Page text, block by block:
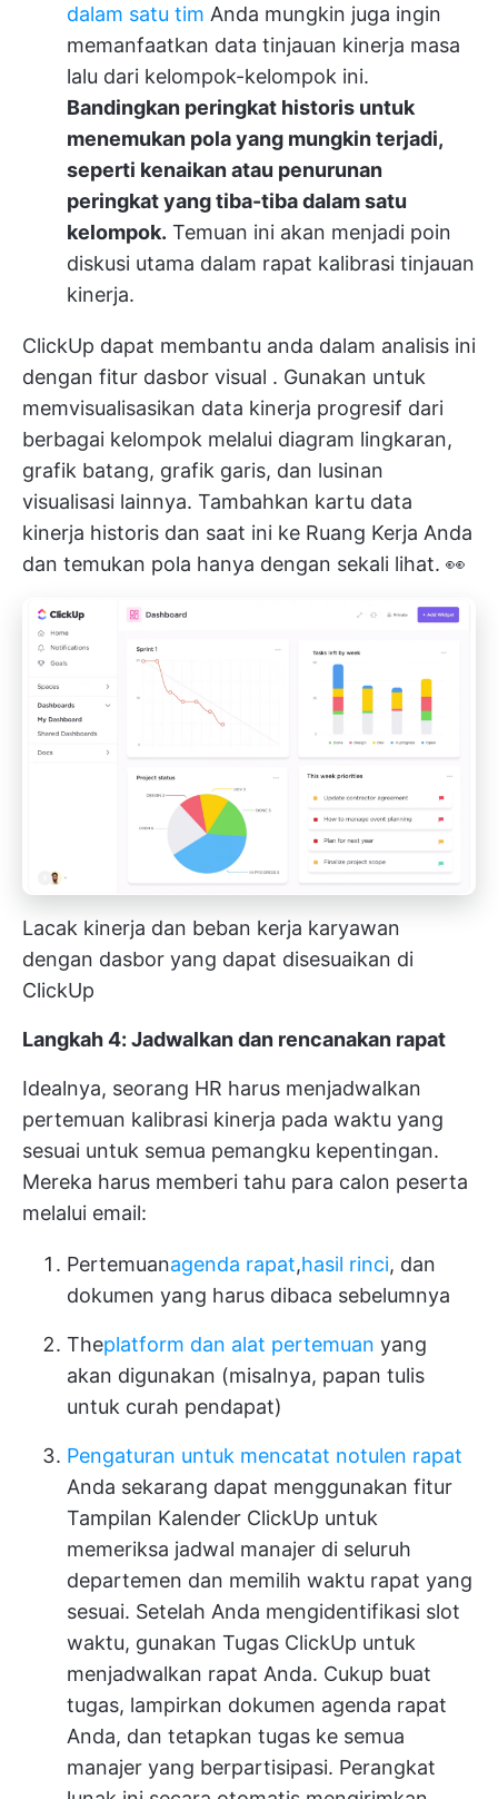
dalam satu tim Anda mungkin juga ingin
memanfaatkan data tinjauan kinerja masa
lalu dari kelompok-kelompok ini.
Bandingkan peringkat historis untuk
menemukan pola yang mungkin terjadi,
seperti kenaikan atau penurunan
peringkat yang tiba-tiba dalam satu
kelompok. Temuan ini akan menjadi poin
diskusi utama dalam rapat kalibrasi tinjauan
kinerja.
ClickUp dapat membantu anda dalam analisis ini
dengan fitur dasbor visual . Gunakan untuk
memvisualisasikan data kinerja progresif dari
berbagai kelompok melalui diagram lingkaran,
grafik batang, grafik garis, dan lusinan
visualisasi lainnya. Tambahkan kartu data
kinerja historis dan saat ini ke Ruang Kerja Anda
dan temukan pola hanya dengan sekali lihat. 👀
Lacak kinerja dan beban kerja karyawan
dengan dasbor yang dapat disesuaikan di
ClickUp
Langkah 4: Jadwalkan dan rencanakan rapat
Idealnya, seorang HR harus menjadwalkan
pertemuan kalibrasi kinerja pada waktu yang
sesuai untuk semua pemangku kepentingan.
Mereka harus memberi tahu para calon peserta
melalui email:
Pertemuanagenda rapat,hasil rinci, dan
dokumen yang harus dibaca sebelumnya
Theplatform dan alat pertemuan yang
akan digunakan (misalnya, papan tulis
untuk curah pendapat)
Pengaturan untuk mencatat notulen rapat
Anda sekarang dapat menggunakan fitur
Tampilan Kalender ClickUp untuk
memeriksa jadwal manajer di seluruh
departemen dan memilih waktu rapat yang
sesuai. Setelah Anda mengidentifikasi slot
waktu, gunakan Tugas ClickUp untuk
menjadwalkan rapat Anda. Cukup buat
tugas, lampirkan dokumen agenda rapat
Anda, dan tetapkan tugas ke semua
manajer yang berpartisipasi. Perangkat